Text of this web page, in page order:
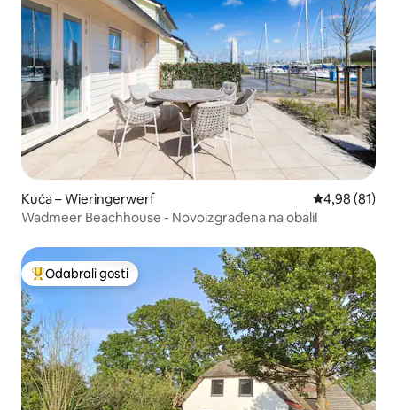
Kuća – Wieringerwerf Prosječna
4,98 (81)
Wadmeer Beachhouse - Novoizgrađena na obali!
Među najviše rangiranima s oznakom „Odabrali gosti”
Odabrali gosti